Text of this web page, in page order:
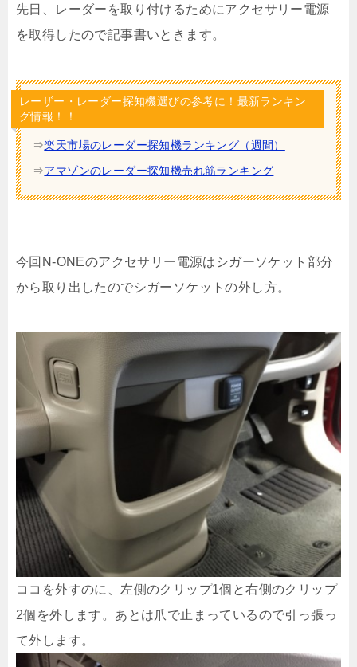
先日、レーダーを取り付けるためにアクセサリー電源
を取得したので記事書いときます。
レーザー・レーダー探知機選びの参考に！最新ランキン
グ情報！！
⇒楽天市場のレーダー探知機ランキング（週間）
⇒アマゾンのレーダー探知機売れ筋ランキング
今回N-ONEのアクセサリー電源はシガーソケット部分
から取り出したのでシガーソケットの外し方。
ココを外すのに、左側のクリップ1個と右側のクリップ
2個を外します。あとは爪で止まっているので引っ張っ
て外します。